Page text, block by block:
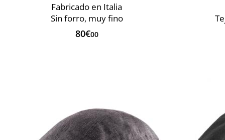
Fabricado en Italia
Sin forro, muy fino
80€00